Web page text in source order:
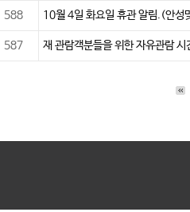
588 10월 4일 화요일 휴관 알림.(안성
587 재 관람객분들을 위한 자유관람